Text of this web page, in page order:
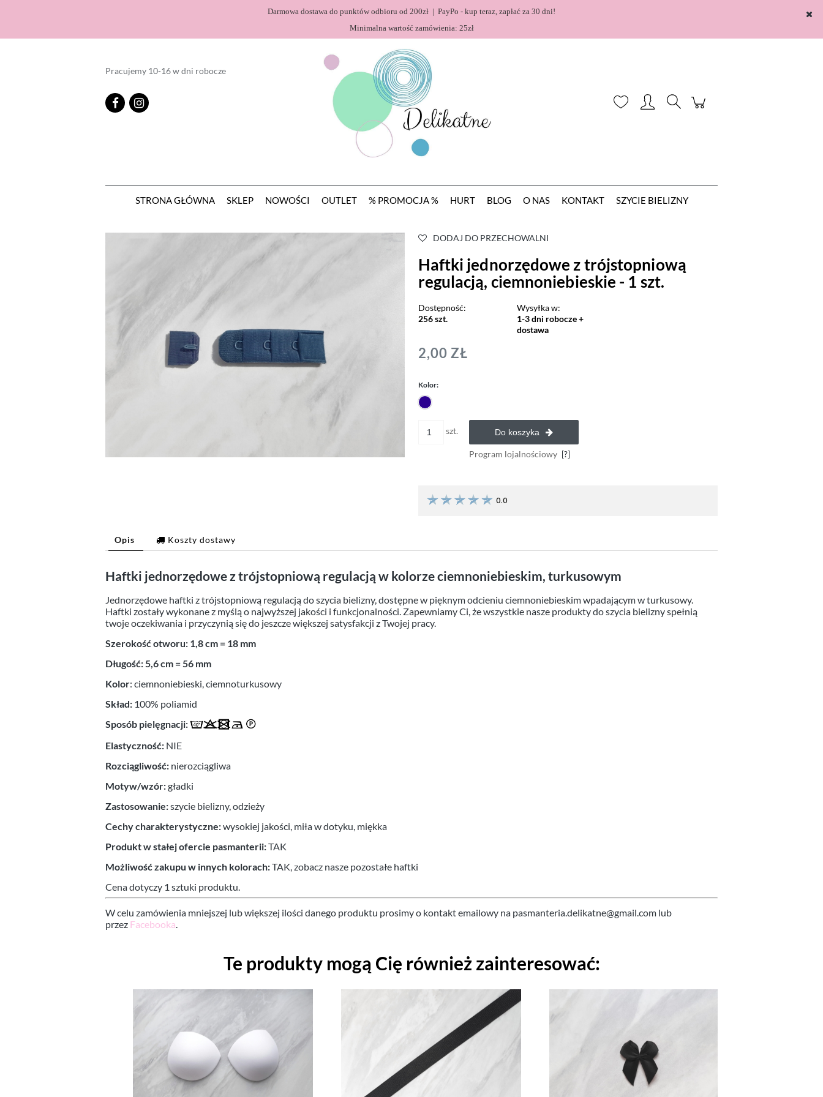
Darmowa dostawa do punktów odbioru od 200zł | PayPo - kup teraz, zapłać za 30 dni!
Minimalna wartość zamówienia: 25zł
Pracujemy 10-16 w dni robocze
STRONA GŁÓWNA SKLEP NOWOŚCI OUTLET % PROMOCJA % HURT BLOG O NAS KONTAKT SZYCIE BIELIZNY
DODAJ DO PRZECHOWALNI
Haftki jednorzędowe z trójstopniową
regulacją, ciemnoniebieskie - 1 szt.
Dostępność:
256 szt.
Wysyłka w:
1-3 dni robocze +
dostawa
2,00 ZŁ
Kolor:
szt. Do koszyka
Program lojalnościowy [?]
0.0
Opis Koszty dostawy
Haftki jednorzędowe z trójstopniową regulacją w kolorze ciemnoniebieskim, turkusowym
Jednorzędowe haftki z trójstopniową regulacją do szycia bielizny, dostępne w pięknym odcieniu ciemnoniebieskim wpadającym w turkusowy.
Haftki zostały wykonane z myślą o najwyższej jakości i funkcjonalności. Zapewniamy Ci, że wszystkie nasze produkty do szycia bielizny spełnią
twoje oczekiwania i przyczynią się do jeszcze większej satysfakcji z Twojej pracy.
Szerokość otworu: 1,8 cm = 18 mm
Długość: 5,6 cm = 56 mm
Kolor: ciemnoniebieski, ciemnoturkusowy
Skład: 100% poliamid
Sposób pielęgnacji:
Elastyczność: NIE
Rozciągliwość: nierozciągliwa
Motyw/wzór:gładki
Zastosowanie:szycie bielizny, odzieży
Cechy charakterystyczne:wysokiej jakości, miła w dotyku, miękka
Produkt w stałej ofercie pasmanterii:TAK
Możliwość zakupu w innych kolorach:TAK, zobacz nasze pozostałe haftki
Cena dotyczy 1 sztuki produktu.
W celu zamówienia mniejszej lub większej ilości danego produktu prosimy o kontakt emailowy na pasmanteria.delikatne@gmail.com lub
przez Facebooka.
Te produkty mogą Cię również zainteresować: